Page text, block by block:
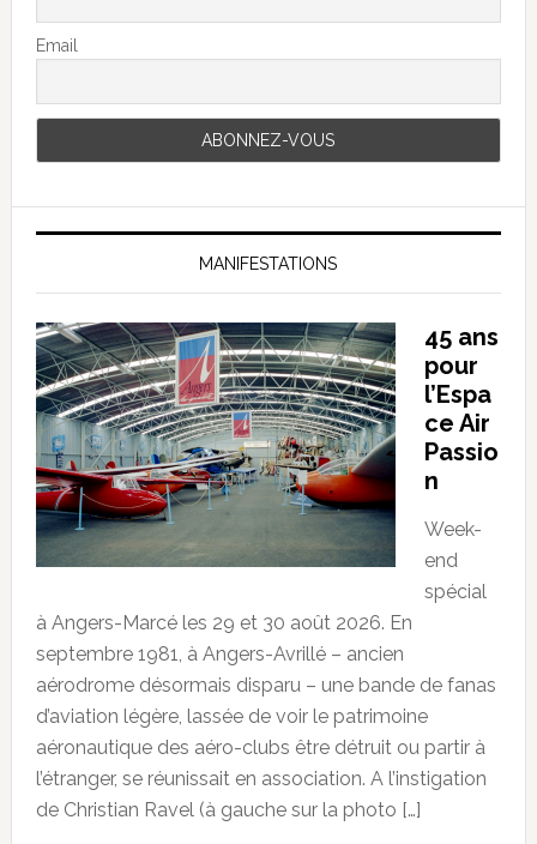
Email
MANIFESTATIONS
45 ans
pour
l’Espa
ce Air
Passio
n
Week-
end
spécial
à Angers-Marcé les 29 et 30 août 2026. En
septembre 1981, à Angers-Avrillé – ancien
aérodrome désormais disparu – une bande de fanas
d’aviation légère, lassée de voir le patrimoine
aéronautique des aéro-clubs être détruit ou partir à
l’étranger, se réunissait en association. A l’instigation
de Christian Ravel (à gauche sur la photo […]